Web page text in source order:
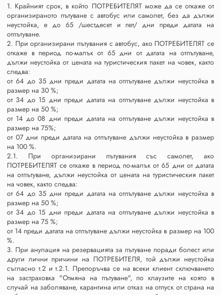
1. Крайният срок, в който ПОТРЕБИТЕЛЯТ може да се откаже от
организираното пътуване с автобус или самолет, без да дължи
неустойка, е до 65 /шестдесет и пет/ дни преди датата на
отпътуване.
2. При организирани пътувания с автобус, ако ПОТРЕБИТЕЛЯТ се
откаже в период по-малък от 65 дни от датата на отпътуване,
дължи неустойка от цената на туристическия пакет на човек, както
следва:
от 64 до 35 дни преди датата на отпътуване дължи неустойка в
размер на 30 %;
от 34 до 15 дни преди датата на отпътуване дължи неустойка в
размер на 50 %;
от 14 до 08 дни преди датата на отпътуване дължи неустойка в
размер на 75%;
от 07 дни преди датата на отпътуване дължи неустойка в размер
на 100 %.
2.1. При организирани пътувания със самолет, ако
ПОТРЕБИТЕЛЯТ се откаже в период по-малък от 65 дни от датата
на отпътуване, дължи неустойка от цената на туристическия пакет
на човек, както следва:
от 64 до 35 дни преди датата на отпътуване дължи неустойка в
размер на 50 %;
от 34 до 15 дни преди датата на отпътуване дължи неустойка в
размер на 75 %;
от 14 преди датата на отпътуване дължи неустойка в размер на 100
%.
3. При анулация на резервацията за пътуване поради болест или
други лични причини на ПОТРЕБИТЕЛЯ, той дължи неустойка
съгласно т.2 и т.2.1. Препоръчва се на всеки клиент сключването
на застраховка "Отмяна на пътуване", по клаузите на която в
случай на заболяване, карантина или отказ на отпуск от страна на